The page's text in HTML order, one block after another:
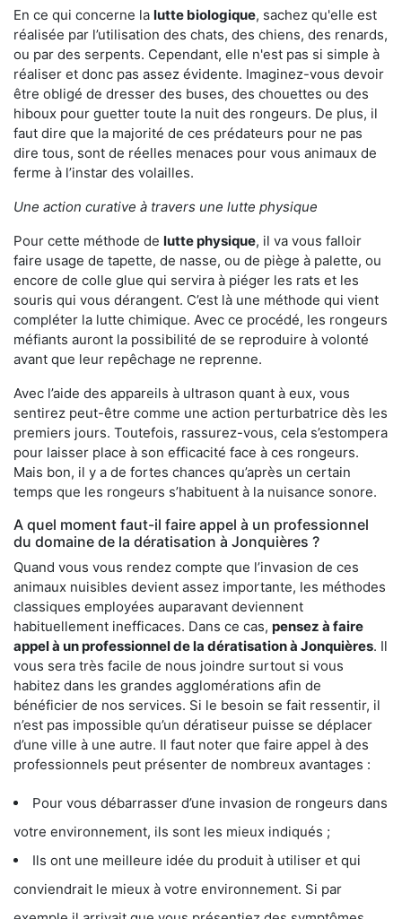
En ce qui concerne la lutte biologique, sachez qu'elle est
réalisée par l’utilisation des chats, des chiens, des renards,
ou par des serpents. Cependant, elle n'est pas si simple à
réaliser et donc pas assez évidente. Imaginez-vous devoir
être obligé de dresser des buses, des chouettes ou des
hiboux pour guetter toute la nuit des rongeurs. De plus, il
faut dire que la majorité de ces prédateurs pour ne pas
dire tous, sont de réelles menaces pour vous animaux de
ferme à l’instar des volailles.
Une action curative à travers une lutte physique
Pour cette méthode de lutte physique, il va vous falloir
faire usage de tapette, de nasse, ou de piège à palette, ou
encore de colle glue qui servira à piéger les rats et les
souris qui vous dérangent. C’est là une méthode qui vient
compléter la lutte chimique. Avec ce procédé, les rongeurs
méfiants auront la possibilité de se reproduire à volonté
avant que leur repêchage ne reprenne.
Avec l’aide des appareils à ultrason quant à eux, vous
sentirez peut-être comme une action perturbatrice dès les
premiers jours. Toutefois, rassurez-vous, cela s’estompera
pour laisser place à son efficacité face à ces rongeurs.
Mais bon, il y a de fortes chances qu’après un certain
temps que les rongeurs s’habituent à la nuisance sonore.
A quel moment faut-il faire appel à un professionnel
du domaine de la dératisation à Jonquières ?
Quand vous vous rendez compte que l’invasion de ces
animaux nuisibles devient assez importante, les méthodes
classiques employées auparavant deviennent
habituellement inefficaces. Dans ce cas, pensez à faire
appel à un professionnel de la dératisation à Jonquières. Il
vous sera très facile de nous joindre surtout si vous
habitez dans les grandes agglomérations afin de
bénéficier de nos services. Si le besoin se fait ressentir, il
n’est pas impossible qu’un dératiseur puisse se déplacer
d’une ville à une autre. Il faut noter que faire appel à des
professionnels peut présenter de nombreux avantages :
Pour vous débarrasser d’une invasion de rongeurs dans
votre environnement, ils sont les mieux indiqués ;
Ils ont une meilleure idée du produit à utiliser et qui
conviendrait le mieux à votre environnement. Si par